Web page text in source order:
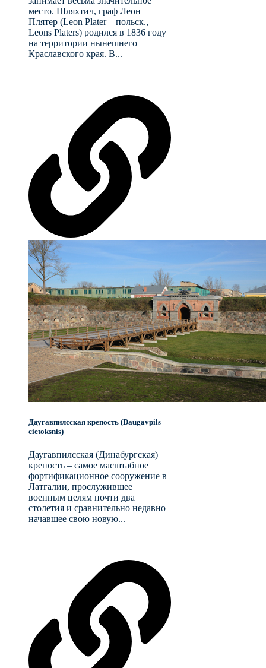
место. Шляхтич, граф Леон
Плятер (Leon Plater – польск.,
Leons Plāters) родился в 1836 году
на территории нынешнего
Краславского края. В...
Даугавпилсская крепость (Daugavpils
cietoksnis)
Даугавпилсская (Динабургская)
крепость – самое масштабное
фортификационное сооружение в
Латгалии, прослужившее
военным целям почти два
столетия и сравнительно недавно
начавшее свою новую...